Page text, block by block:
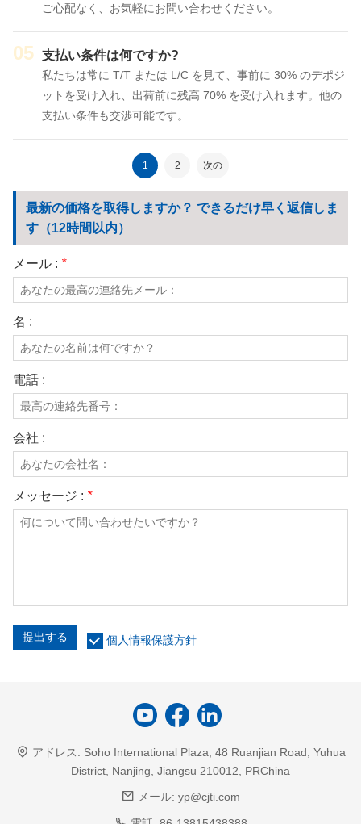
ご心配なく、お気軽にお問い合わせください。
05 支払い条件は何ですか?
私たちは常に T/T または L/C を見て、事前に 30% のデポジ
ットを受け入れ、出荷前に残高 70% を受け入れます。他の
支払い条件も交渉可能です。
1 2 次の
最新の価格を取得しますか？ できるだけ早く返信しま
す（12時間以内）
メール : *
名 :
電話 :
会社 :
メッセージ : *
提出する 個人情報保護方針
アドレス: Soho International Plaza, 48 Ruanjian Road, Yuhua
District, Nanjing, Jiangsu 210012, PRChina
メール: yp@cjti.com